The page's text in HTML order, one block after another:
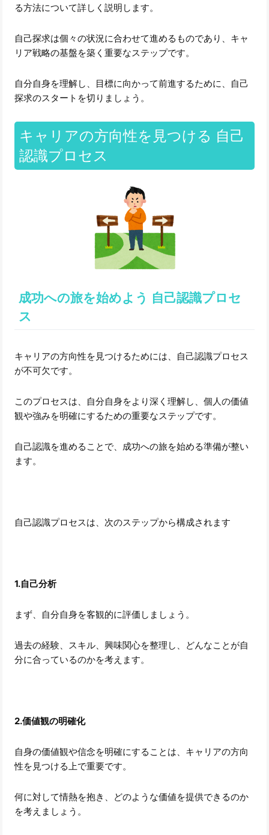
る方法について詳しく説明します。
自己探求は個々の状況に合わせて進めるものであり、キャ
リア戦略の基盤を築く重要なステップです。
自分自身を理解し、目標に向かって前進するために、自己
探求のスタートを切りましょう。
キャリアの方向性を見つける 自己
認識プロセス
成功への旅を始めよう 自己認識プロセ
ス
キャリアの方向性を見つけるためには、自己認識プロセス
が不可欠です。
このプロセスは、自分自身をより深く理解し、個人の価値
観や強みを明確にするための重要なステップです。
自己認識を進めることで、成功への旅を始める準備が整い
ます。
自己認識プロセスは、次のステップから構成されます
1.自己分析
まず、自分自身を客観的に評価しましょう。
過去の経験、スキル、興味関心を整理し、どんなことが自
分に合っているのかを考えます。
2.価値観の明確化
自身の価値観や信念を明確にすることは、キャリアの方向
性を見つける上で重要です。
何に対して情熱を抱き、どのような価値を提供できるのか
を考えましょう。